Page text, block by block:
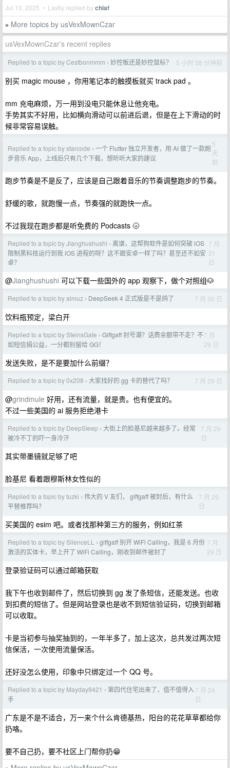
Jul 10, 2025 • Lastly replied bychiaf
» More topics by usVexMownCzar
usVexMownCzar's recent replies
Replied to a topic by Cestbonmmm › 妙控板还是妙控鼠标？ 5 小时 58 分钟前
别买 magic mouse ，你用笔记本的触摸板就买 track pad 。
mm 充电麻烦，万一用到没电只能休息让他充电。
手势其实不好用，比如横向滑动可以前进后退，但是在上下滑动的时
候非常容易误触。
Replied to a topic by starcode › 一个 Flutter 独立开发者，用 AI 做了一款跑
步音乐 App，上线后只有几个下载，想听听大家的建议
5
天
前
跑步节奏是不是反了，应该是自己跟着音乐的节奏调整跑步的节奏。
舒缓的歌，就跑慢一点，节奏强的就跑快一点。
不过我现在跑步都是听免费的 Podcasts 🌝
Replied to a topic by Jianghushushi › 离谱，这帮狗软件是如何突破 iOS
限制黑科技运行到我 iOS 进程的呀？这不跟安卓一样了吗？甚至还不如安
卓？
7 月
31
日
@Jianghushushi 可以下载一些国外的 app 观察下，做个对照组🐶
Replied to a topic by aimuz › DeepSeek 4 正式版是不是鸽了 7 月 30 日
饮料瓶预定，梁白开
Replied to a topic by SteinsGate › Giffgaff 封号潮？话费余额带不走？不
如短信捐公益，一分都别留给 GG！
7 月
29 日
发送失败，是不是要加什么前缀？
Replied to a topic by 0x208 › 大家找好的 gg 卡的替代了吗？ 7 月 29 日
@grindmule 好用，还有流量，就是贵。也有便宜的。
不过一些美国的 ai 服务拒绝港卡
Replied to a topic by DeepSIeep › 大街上的脸基尼越来越多了。经常
被冷不丁的吓一身冷汗
7 月 29
日
其实带墨镜就足够了吧
脸基尼 看着跟穆斯林女性似的
Replied to a topic by tuzki › 伟大的 V 友们， giffgaff 被封后，有什么
平替推荐吗？
7 月 29
日
买美国的 esim 吧。或者找那种第三方的服务，例如红茶
Replied to a topic by SilenceLL › giffgaff 别开 WiFi Calling，我是 6 月份
激活的实体卡，早上开了 WiFi Calling，刚收到邮件被封了
7 月
29 日
登录验证码可以通过邮箱获取
我下午也收到邮件了，然后切换到 gg 发了条短信，还能发送。也收
到扣费的短信了。但是网站登录也是收不到短信验证码，切换到邮箱
可以收取。
卡是当初参与抽奖抽到的，一年半多了，加上这次，总共发过两次短
信保活，一次使用流量保活。
还好没怎么使用，印象中只绑定过一个 QQ 号。
Replied to a topic by Mayday9421 › 第四代住宅出来了，值不值得入
手
7 月 24
日
广东是不是不适合，万一来个什么肯德基热，阳台的花花草草都给你
扔咯。
要不自己扔，要不社区上门帮你扔😁